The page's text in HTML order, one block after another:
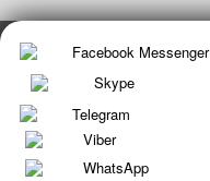
Facebook Messenger
Skype
Telegram
Viber
WhatsApp